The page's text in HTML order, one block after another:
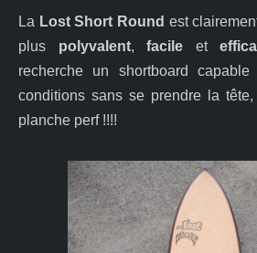
La Lost Short Round est
plus polyvalent,facile et
recherche un shortboard
conditions sans se prendre la
planche perf !!!!